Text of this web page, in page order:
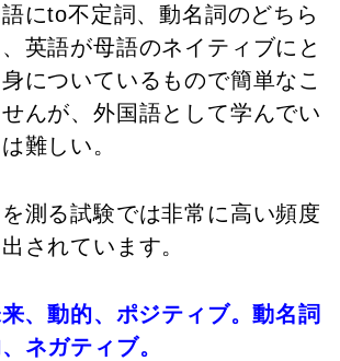
にto不定詞、動名詞のどちら
英語が母語のネイティブにと
についているもので簡単なこ
んが、外国語として学んでい
難しい。
測る試験では非常に高い頻度
されています。
、動的、ポジティブ。動名詞
ネガティブ。